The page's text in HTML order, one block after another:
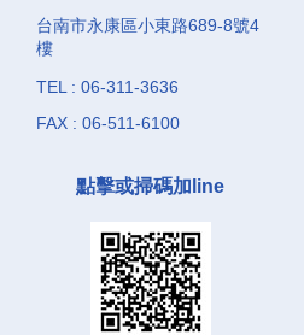
台南市永康區小東路689-8號4
樓
TEL : 06-311-3636
FAX : 06-511-6100
點擊或掃碼加line